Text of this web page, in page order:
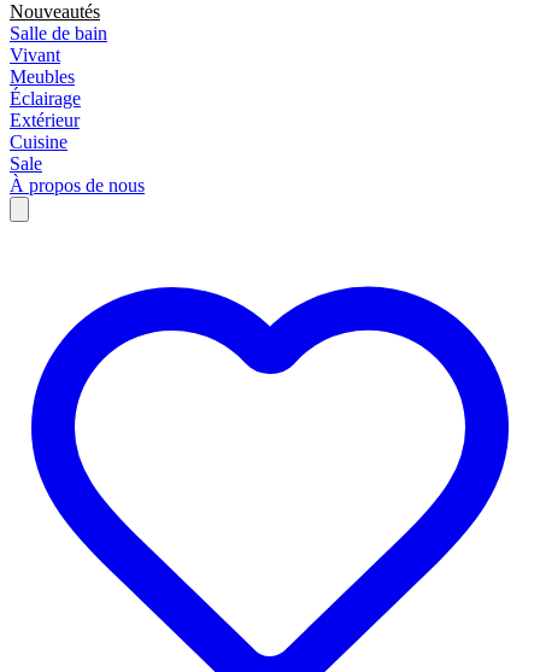
Nouveautés
Salle de bain
Vivant
Meubles
Éclairage
Extérieur
Cuisine
Sale
À propos de nous